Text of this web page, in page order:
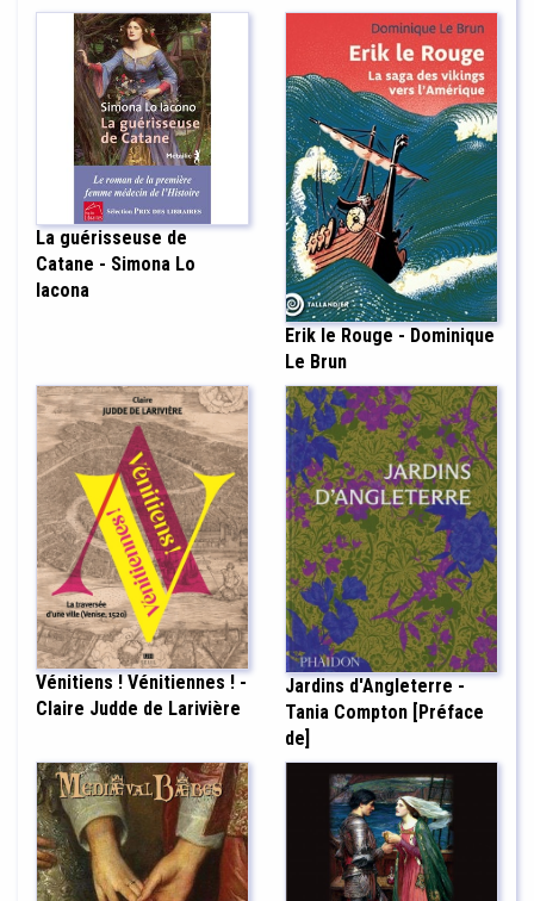
La guérisseuse de
Catane - Simona Lo
Iacona
Erik le Rouge - Dominique
Le Brun
Vénitiens ! Vénitiennes ! -
Claire Judde de Larivière
Jardins d'Angleterre -
Tania Compton [Préface
de]